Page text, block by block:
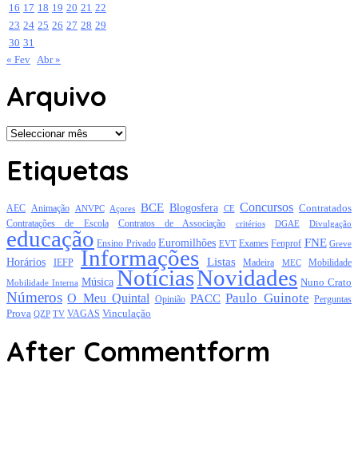
16 17 18 19 20 21 22
23 24 25 26 27 28 29
30 31
« Fev Abr »
Arquivo
Arquivo
Etiquetas
AEC Animação ANVPC Açores BCE Blogosfera CE Concursos Contratados
Contratações de Escola Contratos de Associação critérios DGAE Divulgação
educação Ensino Privado Euromilhões EVT Exames Fenprof FNE Greve
Horários IEFP Informações Listas Madeira MEC Mobilidade
Mobilidade Interna Música NotíciasNovidades Nuno Crato
Números O Meu Quintal Opinião PACC Paulo Guinote Perguntas
Prova QZP TV VAGAS Vinculação
After Commentform